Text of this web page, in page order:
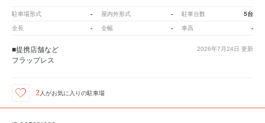
駐車場形式 - 屋内外形式 - 駐車台数 5台
全長 - 全幅 - 車高 -
2026年7月24日 更新
■提携店舗など
フラップレス
2 人がお気に入りの駐車場